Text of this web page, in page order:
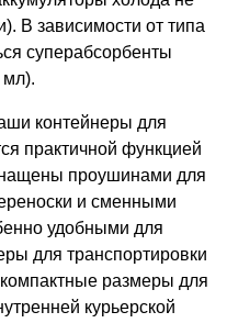
В зависимости от типа
суперабсорбенты
мл).
контейнеры для
практичной функцией
проушинами для
и сменными
удобными для
для транспортировки
размеры для
курьерской